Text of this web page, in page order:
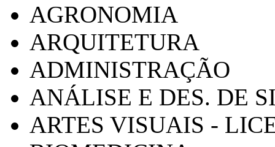
AGRONOMIA
ARQUITETURA
ADMINISTRAÇÃO
ANÁLISE E DES. DE
ARTES VISUAIS -